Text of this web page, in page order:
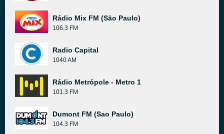
Rádio Mix FM (São Paulo)
106.3 FM
Radio Capital
1040 AM
Rádio Metrópole - Metro 1
101.3 FM
Dumont FM (Sao Paulo)
104.3 FM